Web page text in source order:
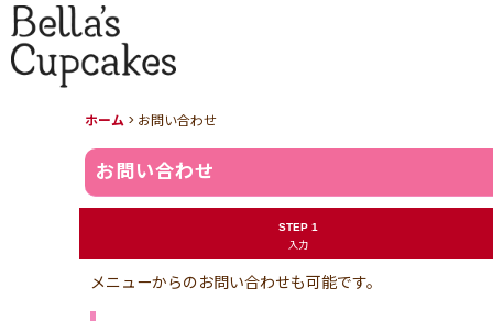
ホーム > お問い合わせ
お問い合わせ
STEP 1
入力
メニューからのお問い合わせも可能です。